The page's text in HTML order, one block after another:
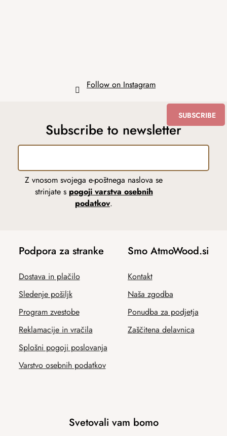
Follow on Instagram
Subscribe to newsletter
Z vnosom svojega e-poštnega naslova se
strinjate s pogoji varstva osebnih
podatkov.
SUBSCRIBE
Podpora za stranke
Dostava in plačilo
Sledenje pošiljk
Program zvestobe
Reklamacije in vračila
Splošni pogoji poslovanja
Varstvo osebnih podatkov
Smo AtmoWood.si
Kontakt
Naša zgodba
Ponudba za podjetja
Zaščitena delavnica
Svetovali vam bomo